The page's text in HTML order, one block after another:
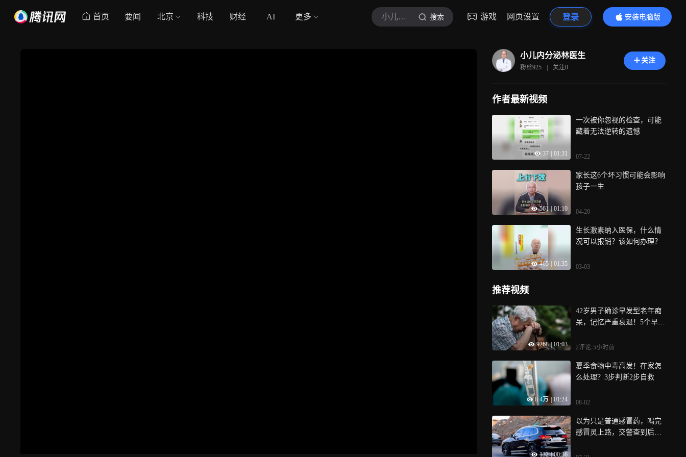
首页 要闻 北京 科技 财经 AI 更多 小儿内分泌林医生 搜索 游戏 网页设置 登录
安装电脑版
内容更精彩
小儿内分泌林医生
粉丝925 | 关注0
关注
作者最新视频
37 01:31
一次被你忽视的检查，可能
藏着无法逆转的遗憾
07-22
561 01:10
家长这6个坏习惯可能会影响
孩子一生
04-20
465 01:35
生长激素纳入医保，什么情
况可以报销？该如何办理？
03-03
推荐视频
9268 | 01:03
42岁男子确诊早发型老年痴
呆，记忆严重衰退！5个早期
2评论-5小时前
8.4万 01:24
夏季食物中毒高发！在家怎
么处理？3步判断2步自救
08-02
132 | 00:36
以为只是普通感冒药，喝完
感冒灵上路，交警查到后果